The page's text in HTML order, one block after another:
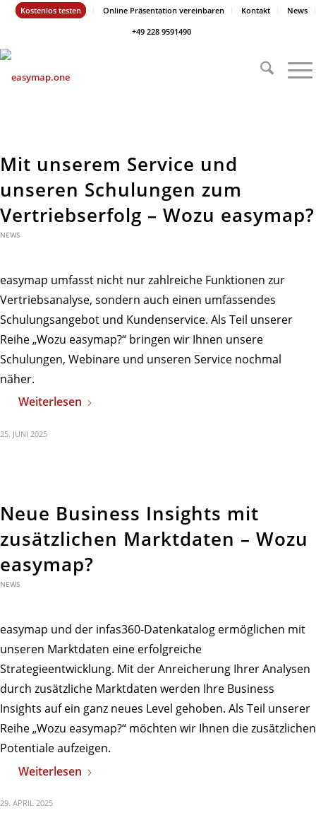
Kostenlos testen Online Präsentation vereinbaren Kontakt
News
+49 228 9591490
Mit unserem Service und
unseren Schulungen zum
Vertriebserfolg – Wozu easymap?
NEWS
easymap umfasst nicht nur zahlreiche Funktionen zur
Vertriebsanalyse, sondern auch einen umfassendes
Schulungsangebot und Kundenservice. Als Teil unserer
Reihe „Wozu easymap?“ bringen wir Ihnen unsere
Schulungen, Webinare und unseren Service nochmal
näher.
Weiterlesen
25. JUNI 2025
Neue Business Insights mit
zusätzlichen Marktdaten – Wozu
easymap?
NEWS
easymap und der infas360-Datenkatalog ermöglichen mit
unseren Marktdaten eine erfolgreiche
Strategieentwicklung. Mit der Anreicherung Ihrer Analysen
durch zusätzliche Marktdaten werden Ihre Business
Insights auf ein ganz neues Level gehoben. Als Teil unserer
Reihe „Wozu easymap?“ möchten wir Ihnen die zusätzlichen
Potentiale aufzeigen.
Weiterlesen
29. APRIL 2025